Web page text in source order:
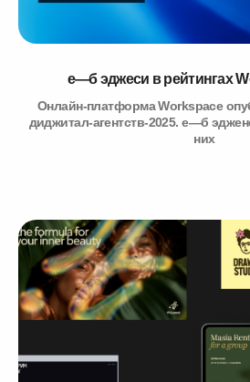
е—б эджеси в рейтингах
Онлайн-платформа Workspace
диджитал-агентств-2025. е—б
них